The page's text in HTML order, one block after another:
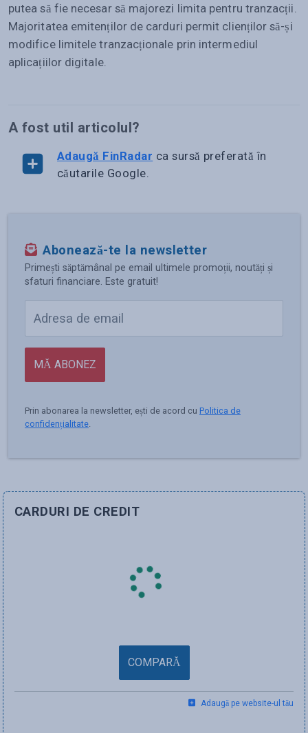
putea să fie necesar să majorezi limita pentru tranzacții.
Majoritatea emitenților de carduri permit clienților să-și
modifice limitele tranzacționale prin intermediul
aplicațiilor digitale.
A fost util articolul?
Adaugă FinRadar ca sursă preferată în
căutarile Google.
Abonează-te la newsletter
Primești săptămânal pe email ultimele promoții, noutăți și
sfaturi financiare. Este gratuit!
MĂ ABONEZ
Prin abonarea la newsletter, ești de acord cu Politica de
confidențialitate
CARDURI DE CREDIT
COMPARĂ
Adaugă pe website-ul tău